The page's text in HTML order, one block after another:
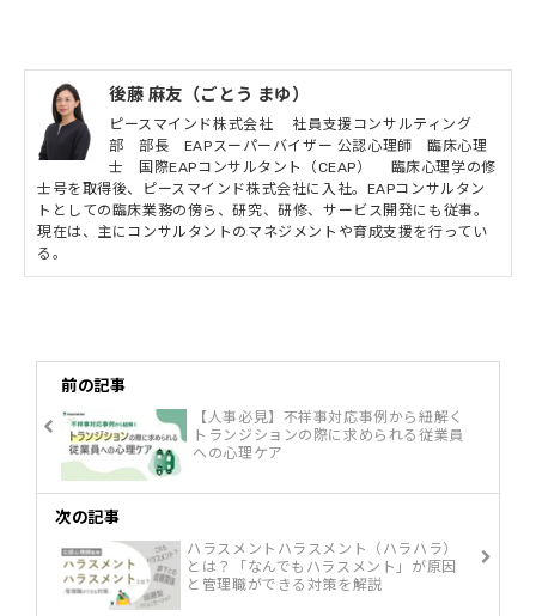
後藤 麻友（ごとう まゆ）
ピースマインド株式会社 社員支援コンサルティング
部 部長 EAPスーパーバイザー 公認心理師 臨床心理
士 国際EAPコンサルタント（CEAP） 臨床心理学の修
士号を取得後、ピースマインド株式会社に入社。EAPコンサルタン
トとしての臨床業務の傍ら、研究、研修、サービス開発にも従事。
現在は、主にコンサルタントのマネジメントや育成支援を行ってい
る。
前の記事
【人事必見】不祥事対応事例から紐解く
トランジションの際に求められる従業員
への心理ケア
次の記事
ハラスメントハラスメント（ハラハラ）
とは？「なんでもハラスメント」が原因
と管理職ができる対策を解説